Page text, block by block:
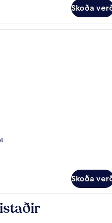
Skoða
Junior-svíta |
Skoða